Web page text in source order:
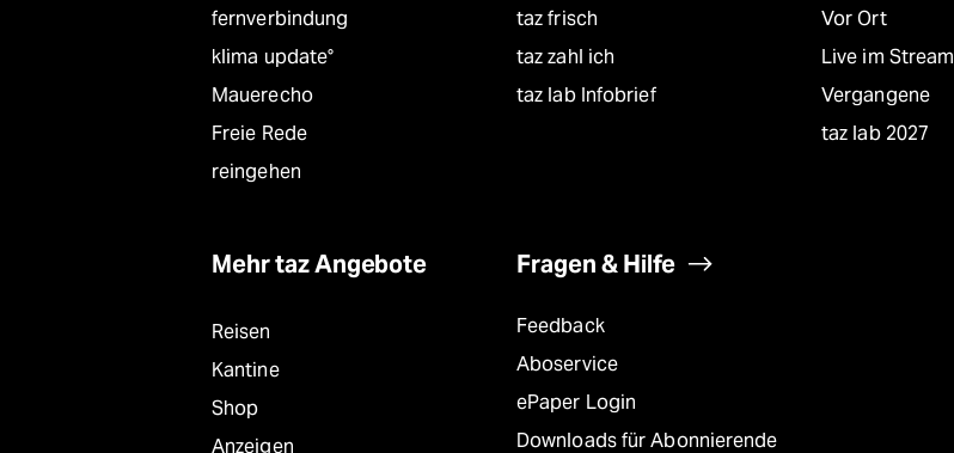
fernverbindung
klima update°
Mauerecho
Freie Rede
reingehen
taz frisch
taz zahl ich
taz lab Infobrief
Vor Ort
Live im Stream
Vergangene
taz lab 2027
Mehr taz Angebote
Reisen
Kantine
Shop
Anzeigen
Fragen & Hilfe
Feedback
Aboservice
ePaper Login
Downloads für Abonnierende